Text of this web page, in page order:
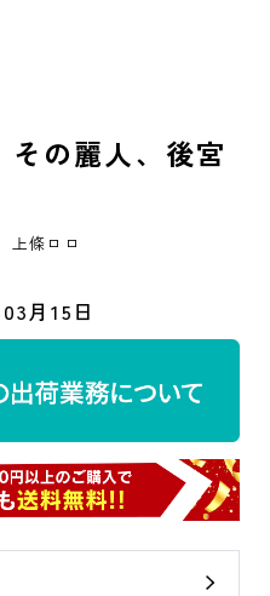
の麗人、後宮
上條ロロ
月15日